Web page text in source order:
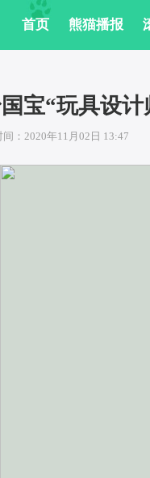
首页 熊猫播报
宝“玩具设计
间：2020年11月02日 13:47